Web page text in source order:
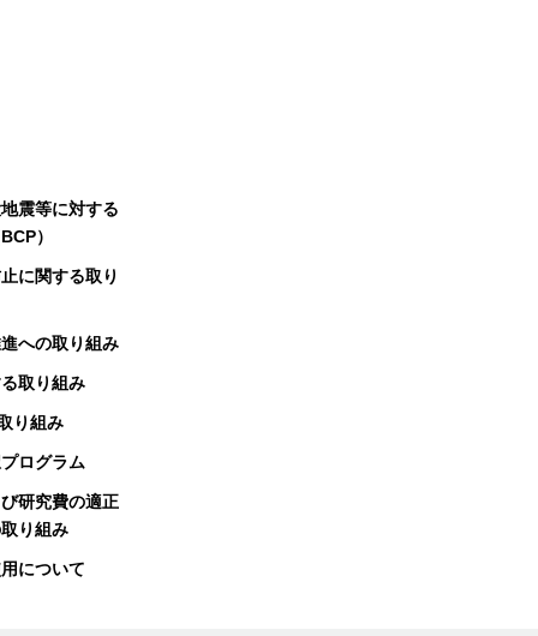
震等に対する
）
に関する取り
への取り組み
取り組み
り組み
ログラム
研究費の適正
り組み
について